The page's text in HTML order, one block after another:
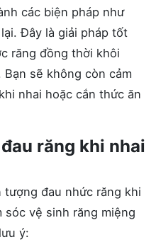
các biện pháp như
Đây là giải pháp tốt
răng đồng thời khôi
sẽ không còn cảm
nhai hoặc cắn thức ăn
răng khi nhai
đau nhức răng khi
sóc vệ sinh răng miệng
ý: